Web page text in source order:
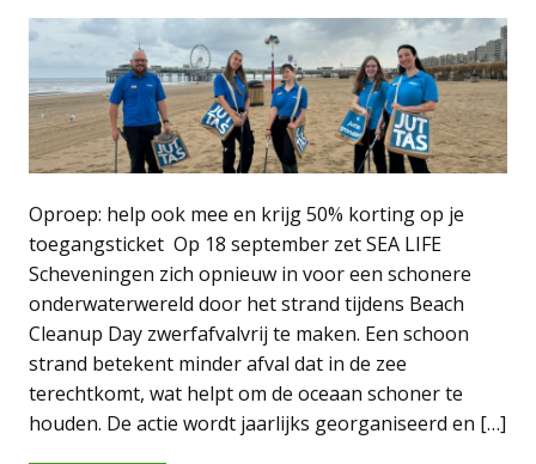
Oproep: help ook mee en krijg 50% korting op je
toegangsticket Op 18 september zet SEA LIFE
Scheveningen zich opnieuw in voor een schonere
onderwaterwereld door het strand tijdens Beach
Cleanup Day zwerfafvalvrij te maken. Een schoon
strand betekent minder afval dat in de zee
terechtkomt, wat helpt om de oceaan schoner te
houden. De actie wordt jaarlijks georganiseerd en […]